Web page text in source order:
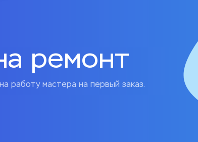
работу мастера на первый заказ.
ремонт